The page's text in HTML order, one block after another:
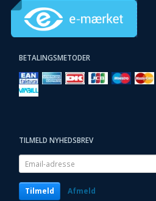
BETALINGSMETODER
TILMELD NYHEDSBREV
Email-
adresse
Tilmeld Afmeld